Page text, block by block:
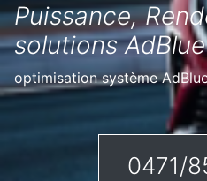
Puissance,
solutions
optimisation système
0471/